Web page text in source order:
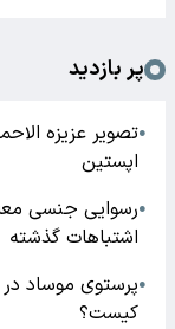
پر بازدید
●تصویر عزیزه
اپستین
●
اشتباهات گذشته
●پرستوی موساد
کیست؟